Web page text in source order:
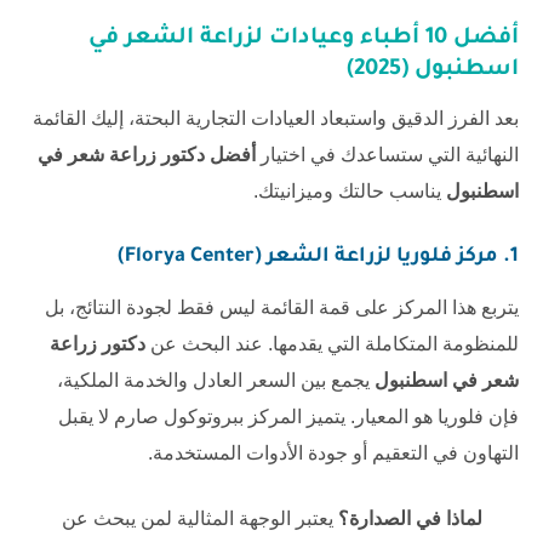
أفضل 10 أطباء وعيادات لزراعة الشعر في
اسطنبول (2025)
بعد الفرز الدقيق واستبعاد العيادات التجارية البحتة، إليك القائمة
النهائية التي ستساعدك في اختيار
أفضل دكتور زراعة شعر في
اسطنبول يناسب حالتك وميزانيتك.
1. مركز فلوريا لزراعة الشعر (Florya Center)
يتربع هذا المركز على قمة القائمة ليس فقط لجودة النتائج، بل
للمنظومة المتكاملة التي يقدمها. عند البحث عن دكتور زراعة
شعر في اسطنبول يجمع بين السعر العادل والخدمة الملكية،
فإن فلوريا هو المعيار. يتميز المركز ببروتوكول صارم لا يقبل
التهاون في التعقيم أو جودة الأدوات المستخدمة.
لماذا في الصدارة؟ يعتبر الوجهة المثالية لمن يبحث عن